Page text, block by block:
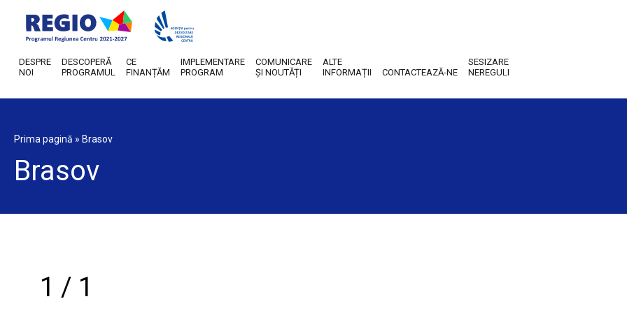
DESPRE
NOI
DESCOPERĂ
PROGRAMUL
CE
FINANȚĂM
IMPLEMENTARE
PROGRAM
COMUNICARE
ȘI NOUTĂȚI
ALTE
INFORMAȚII
CONTACTEAZĂ-NE
SESIZARE
NEREGULI
Prima pagină » Brasov
Brasov
1 / 1